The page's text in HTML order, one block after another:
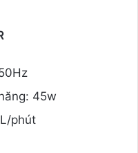
45w
phút